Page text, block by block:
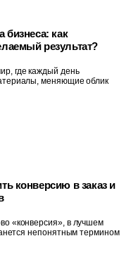
бизнеса: как
результат?
где каждый день
меняющие облик
конверсию в заказ и
«конверсия», в лучшем
непонятным термином